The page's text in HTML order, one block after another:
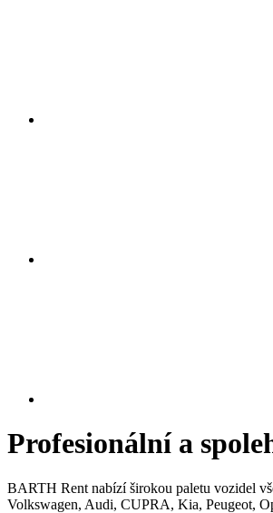
Profesionální a
BARTH Rent nabízí širokou paletu vozidel
Volkswagen, Audi, CUPRA, Kia, Peugeot,